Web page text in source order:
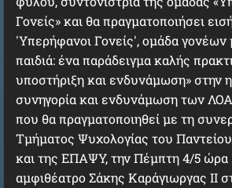
Γονείς» και θα πραγματοποιήσει
'Υπερήφανοι Γονείς', ομάδα
παιδιά: ένα παράδειγμα καλής
υποστήριξη και ενδυνάμωση» στην
συνηγορία και ενδυνάμωση των
που θα πραγματοποιηθεί με τη
Τμήματος Ψυχολογίας του
και της ΕΠΑΨΥ, την Πέμπτη 4/5 ώρα
αμφιθέατρο Σάκης Καράγιωργας ΙΙ